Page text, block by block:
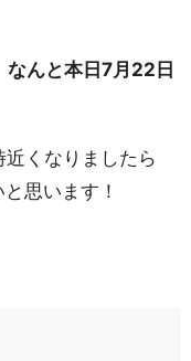
なんと本日7月22日
くなりましたら
思います！